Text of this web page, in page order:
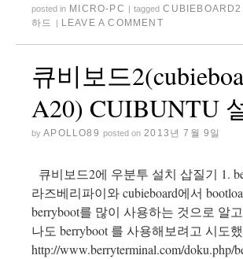
posted in MICRO-PC | tagged CUBIEBOARD2
하드
| LEAVE A COMMENT
큐비보드
A20) CUIBUNTU
by APOLLO89 posted on 2013년 7월 9일
큐비보드2에 우분투 설치 삽질기 1.
라즈베리파이와 cubieboard에서
berryboot를 많이 사용하는 것으로 알
나도 berryboot 를 사용해보려고 시도
http://www.berryterminal.com/doku.php/